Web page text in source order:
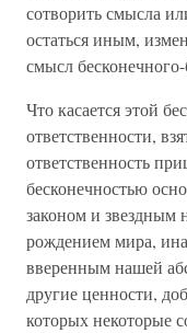
сотворить смысла
остаться иным,
смысл
Что касается этой
ответственности,
ответственность
бесконечностью
законом и звездным
рождением мира,
вверенным нашей
другие ценности,
которых некоторые